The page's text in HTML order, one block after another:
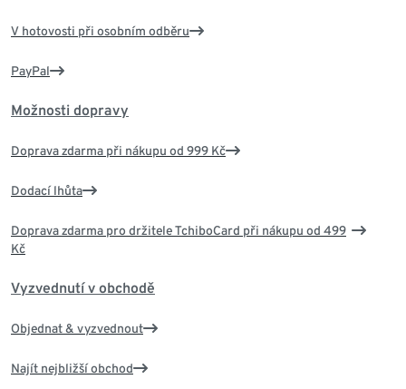
V hotovosti při osobním odběru
PayPal
Možnosti dopravy
Doprava zdarma při nákupu od 999 Kč
Dodací lhůta
Doprava zdarma pro držitele TchiboCard při nákupu od 499
Kč
Vyzvednutí v obchodě
Objednat & vyzvednout
Najít nejbližší obchod